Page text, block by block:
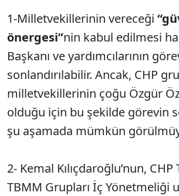
1-Milletvekillerinin vereceği
önergesi”nin kabul edilmesi
Başkanı ve yardımcılarının
sonlandırılabilir. Ancak, CHP
milletvekillerinin çoğu Özgür
olduğu için bu şekilde görevin
şu aşamada mümkün
2- Kemal Kılıçdaroğlu’nun,
TBMM Grupları İç Yönetmeliği